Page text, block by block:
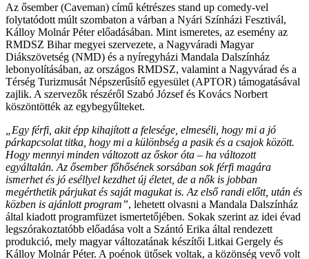
Az ősember (Caveman) című kétrészes stand up comedy-vel
folytatódott múlt szombaton a várban a Nyári Színházi Fesztivál,
Kálloy Molnár Péter előadásában. Mint ismeretes, az esemény az
RMDSZ Bihar megyei szervezete, a Nagyváradi Magyar
Diákszövetség (NMD) és a nyíregyházi Mandala Dalszínház
lebonyolításában, az országos RMDSZ, valamint a Nagyvárad és a
Térség Turizmusát Népszerűsítő egyesület (APTOR) támogatásával
zajlik. A szervezők részéről Szabó József és Kovács Norbert
köszöntötték az egybegyűlteket.
„Egy férfi, akit épp kihajított a felesége, elmeséli, hogy mi a jó
párkapcsolat titka, hogy mi a különbség a pasik és a csajok között.
Hogy mennyi minden változott az őskor óta – ha változott
egyáltalán. Az ősember főhősének sorsában sok férfi magára
ismerhet és jó eséllyel kezdhet új életet, de a nők is jobban
megérthetik párjukat és saját magukat is. Az első randi előtt, után és
közben is ajánlott program”, lehetett olvasni a Mandala Dalszínház
által kiadott programfüzet ismertetőjében. Sokak szerint az idei évad
legszórakoztatóbb előadása volt a Szántó Erika által rendezett
produkció, mely magyar változatának készítői Litkai Gergely és
Kálloy Molnár Péter. A poénok ütősek voltak, a közönség vevő volt